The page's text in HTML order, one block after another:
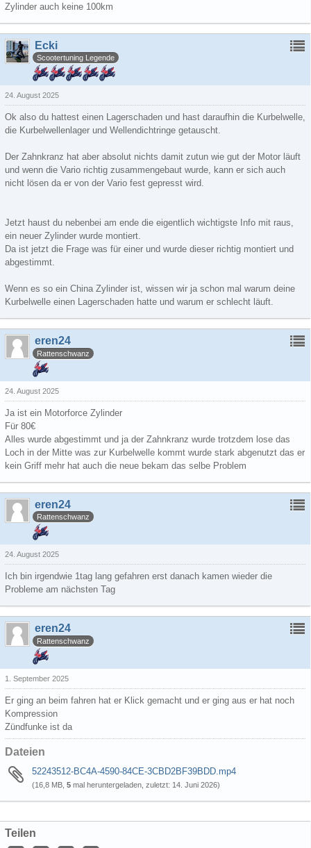
Zylinder auch keine 100km
Ecki
Scootertuning Legende
24. August 2025
Ok also du hattest einen Lagerschaden und hast daraufhin die Kurbelwelle,
die Kurbelwellenlager und Wellendichtringe getauscht.
Der Zahnkranz hat aber absolut nichts damit zutun wie gut der Motor läuft
und wenn die Vario richtig zusammengebaut wurde, kann er sich auch
nicht lösen da er von der Vario fest gepresst wird.
Jetzt haust du nebenbei am ende die eigentlich wichtigste Info mit raus,
ein neuer Zylinder wurde montiert.
Da ist jetzt die Frage was für einer und wurde dieser richtig montiert und
abgestimmt.
Wenn es so ein China Zylinder ist, wissen wir ja schon mal warum deine
Kurbelwelle einen Lagerschaden hatte und warum er schlecht läuft.
eren24
Rattenschwanz
24. August 2025
Ja ist ein Motorforce Zylinder
Für 80€
Alles wurde abgestimmt und ja der Zahnkranz wurde trotzdem lose das
Loch in der Mitte was zur Kurbelwelle kommt wurde stark abgenutzt das er
kein Griff mehr hat auch die neue bekam das selbe Problem
eren24
Rattenschwanz
24. August 2025
Ich bin irgendwie 1tag lang gefahren erst danach kamen wieder die
Probleme am nächsten Tag
eren24
Rattenschwanz
1. September 2025
Er ging an beim fahren hat er Klick gemacht und er ging aus er hat noch
Kompression
Zündfunke ist da
Dateien
52243512-BC4A-4590-84CE-3CBD2BF39BDD.mp4
(16,8 MB, 5 mal heruntergeladen, zuletzt: 14. Juni 2026)
Teilen